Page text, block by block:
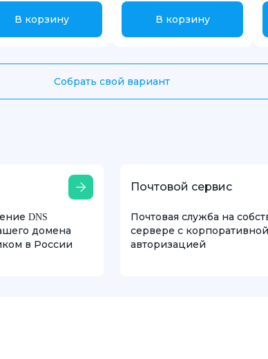
В корзину В корзину
Собрать свой вариант
DNS
домена
в России
Почтовой сервис
Почтовая служба на
сервере с корпоративной
авторизацией